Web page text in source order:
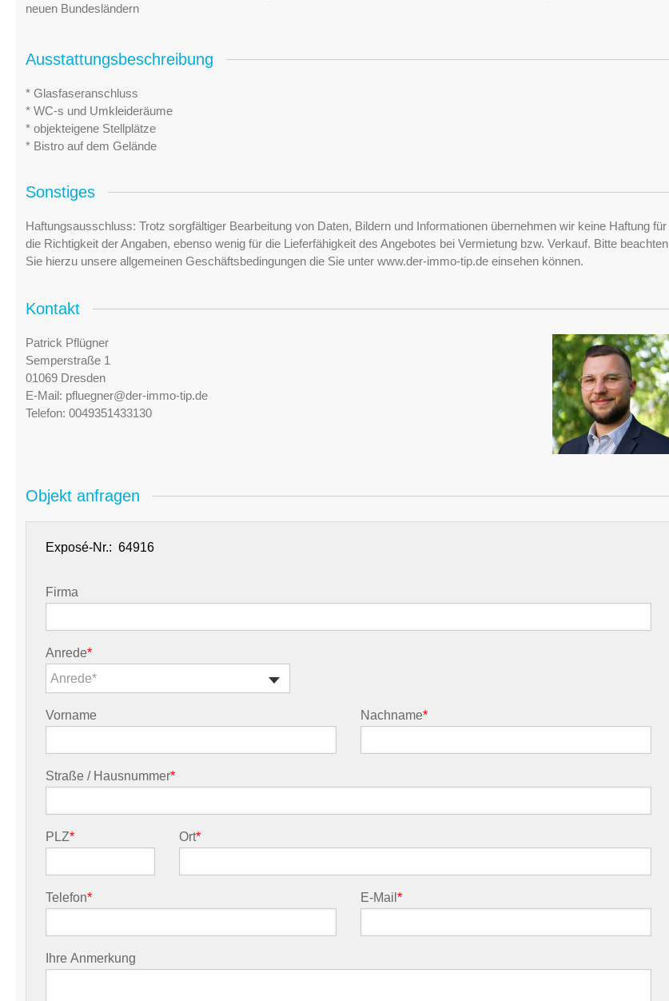
neuen Bundesländern
Ausstattungsbeschreibung
* Glasfaseranschluss
* WC-s und Umkleideräume
* objekteigene Stellplätze
* Bistro auf dem Gelände
Sonstiges
Haftungsausschluss: Trotz sorgfältiger Bearbeitung von Daten, Bildern und Informationen übernehmen wir keine Haftung für
die Richtigkeit der Angaben, ebenso wenig für die Lieferfähigkeit des Angebotes bei Vermietung bzw. Verkauf. Bitte beachten
Sie hierzu unsere allgemeinen Geschäftsbedingungen die Sie unter www.der-immo-tip.de einsehen können.
Kontakt
Patrick Pflügner
Semperstraße 1
01069 Dresden
E-Mail: pfluegner@der-immo-tip.de
Telefon: 0049351433130
Objekt anfragen
Exposé-Nr.:
Firma
Anrede*
Anrede*
Vorname Nachname*
Straße / Hausnummer*
PLZ* Ort*
Telefon* E-Mail*
Ihre Anmerkung